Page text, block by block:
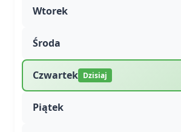
Wtorek
Środa
Czwartek Dzisiaj
Piątek